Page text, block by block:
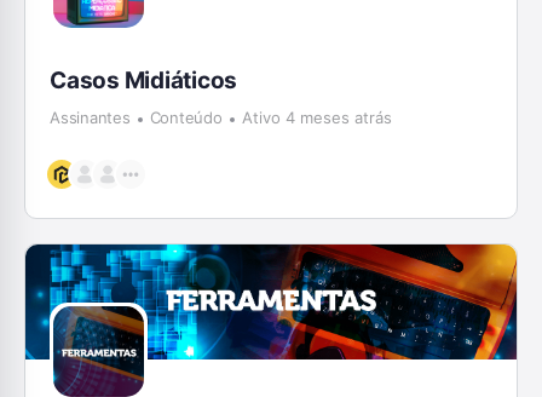
Casos Midiáticos
Assinantes Conteúdo Ativo 4 meses atrás